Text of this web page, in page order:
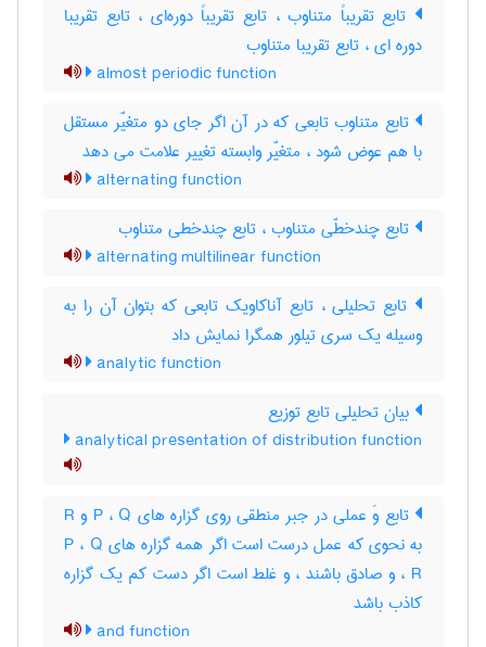
تابع تقریباً متناوب ، تابع تقریباً دوره‌ای ، تابع تقریبا
دوره ای ، تابع تقریبا متناوب
almost periodic function
تابع متناوب تابعی که در آن اگر جای دو متغیّر مستقل
با هم عوض شود ، متغیّر وابسته تغییر علامت می دهد
alternating function
تابع چندخطّی متناوب ، تابع چندخطی متناوب
alternating multilinear function
تابع تحلیلی ، تابع آناکاویک تابعی که بتوان آن را به
وسیله یک سری تیلور همگرا نمایش داد
analytic function
بیان تحلیلی تابع توزیع
analytical presentation of distribution function
تابع وَ عملی در جبر منطقی روی گزاره های P ، Q و R
به نحوی که عمل درست است اگر همه گزاره های P ، Q
، R و صادق باشند ، و غلط است اگر دست کم یک گزاره
کاذب باشد
and function